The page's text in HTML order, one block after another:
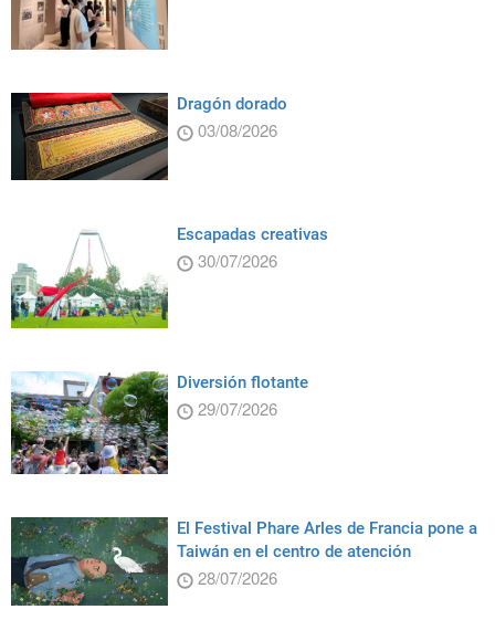
Dragón dorado
03/08/2026
Escapadas creativas
30/07/2026
Diversión flotante
29/07/2026
El Festival Phare Arles de Francia pone a
Taiwán en el centro de atención
28/07/2026